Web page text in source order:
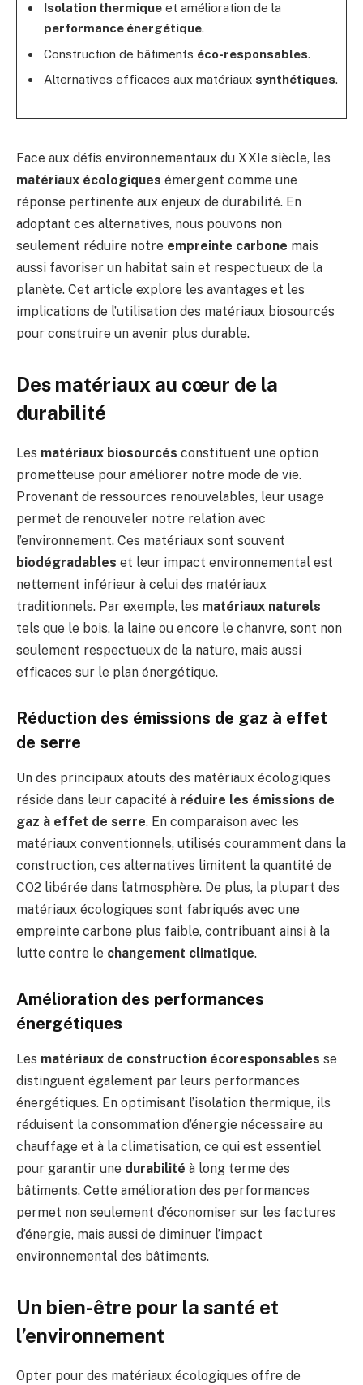
Isolation thermiqueet amélioration de la
performance énergétique.
Construction de bâtiments éco-responsables.
Alternatives efficaces aux matériaux synthétiques.
Face aux défis environnementaux du XXIe siècle, les
matériaux écologiques émergent comme une
réponse pertinente aux enjeux de durabilité. En
adoptant ces alternatives, nous pouvons non
seulement réduire notre empreinte carbone mais
aussi favoriser un habitat sain et respectueux de la
planète. Cet article explore les avantages et les
implications de l’utilisation des matériaux biosourcés
pour construire un avenir plus durable.
Des matériaux au cœur de la
durabilité
Les matériaux biosourcés constituent une option
prometteuse pour améliorer notre mode de vie.
Provenant de ressources renouvelables, leur usage
permet de renouveler notre relation avec
l’environnement. Ces matériaux sont souvent
biodégradables et leur impact environnemental est
nettement inférieur à celui des matériaux
traditionnels. Par exemple, les matériaux naturels
tels que le bois, la laine ou encore le chanvre, sont non
seulement respectueux de la nature, mais aussi
efficaces sur le plan énergétique.
Réduction des émissions de gaz à effet
de serre
Un des principaux atouts des matériaux écologiques
réside dans leur capacité à réduire les émissions de
gaz à effet de serre. En comparaison avec les
matériaux conventionnels, utilisés couramment dans la
construction, ces alternatives limitent la quantité de
CO2 libérée dans l’atmosphère. De plus, la plupart des
matériaux écologiques sont fabriqués avec une
empreinte carbone plus faible, contribuant ainsi à la
lutte contre le changement climatique.
Amélioration des performances
énergétiques
Les matériaux de construction écoresponsables se
distinguent également par leurs performances
énergétiques. En optimisant l’isolation thermique, ils
réduisent la consommation d’énergie nécessaire au
chauffage et à la climatisation, ce qui est essentiel
pour garantir une durabilité à long terme des
bâtiments. Cette amélioration des performances
permet non seulement d’économiser sur les factures
d’énergie, mais aussi de diminuer l’impact
environnemental des bâtiments.
Un bien-être pour la santé et
l’environnement
Opter pour des matériaux écologiques offre de